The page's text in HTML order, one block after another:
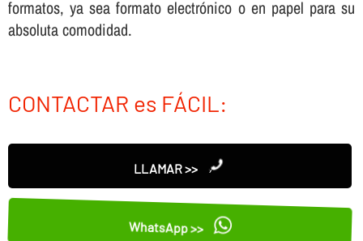
formatos, ya sea formato electrónico o en papel para su
absoluta comodidad.
CONTACTAR es FÁCIL:
LLAMAR >>
WhatsApp >>